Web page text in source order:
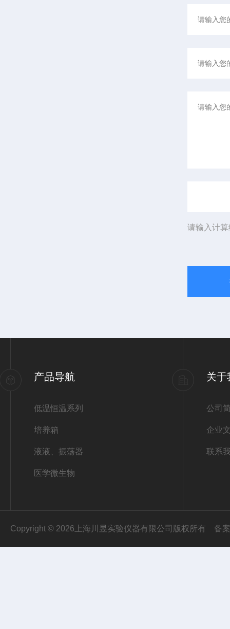
请输入计
产品导航
低温恒温系列
培养箱
液液、振荡器
医学微生物
关于
公司
企业
联系
Copyright © 2026上海川昱实验仪器有限公司版权所有 备